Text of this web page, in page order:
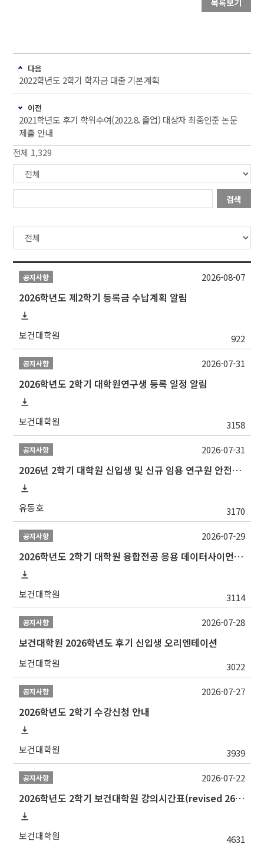
다음
2022학년도 2학기 학자금 대출 기본계획
이전
2021학년도 후기 학위수여(2022.8. 졸업) 대상자 최종인준 논문
제출 안내
전체 1,329
검색
공지사항
2026학년도 제2학기 등록금 수납계획 알림
보건대학원 922
2026-08-07
공지사항
2026학년도 2학기 대학원연구생 등록 일정 알림
보건대학원 3158
2026-07-31
공지사항
2026년 2학기 대학원 신입생 및 신규 임용 연구원 안전환경교육(신규교육) 실시 안내
유동호 3170
2026-07-31
공지사항
2026학년도 2학기 대학원 융합전공 응용 데이터사이언스 선발 계획 알림
보건대학원 3114
2026-07-29
공지사항
보건대학원 2026학년도 후기 신입생 오리엔테이션
보건대학원 3022
2026-07-28
공지사항
2026학년도 2학기 수강신청 안내
보건대학원 3939
2026-07-27
공지사항
2026학년도 2학기 보건대학원 강의시간표(revised 260803)(2026 2nd SEMESTER SNU GSPH TIMETABLE)
보건대학원 4631
2026-07-22